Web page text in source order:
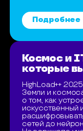
Подробнее
Космос и
которые
HighLoad++
Земли и
о том, как
искусственный
сетей до